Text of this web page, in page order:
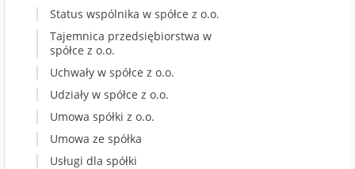
Status wspólnika w spółce z o.o.
Tajemnica przedsiębiorstwa w
spółce z o.o.
Uchwały w spółce z o.o.
Udziały w spółce z o.o.
Umowa spółki z o.o.
Umowa ze spółka
Usługi dla spółki